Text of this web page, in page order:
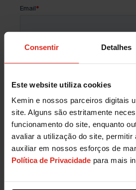
Consentir Detalhes
Este website utiliza cookies
Kemin e nossos parceiros digitais
site. Alguns são estritamente
funcionamento do site, enquanto
avaliar a utilização do site, permitir
auxiliar em nossos esforços de
Política de Privacidade para mais